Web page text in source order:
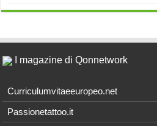
I magazine di Qonnetwork
Curriculumvitaeeuropeo.net
Passionetattoo.it